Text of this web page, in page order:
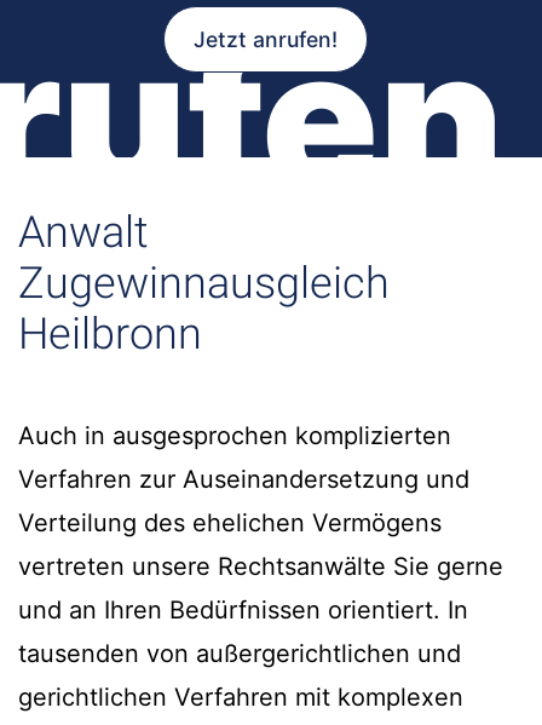
Jetzt anrufen!
Anwalt
Zugewinnausgleich
Heilbronn
Auch in ausgesprochen komplizierten
Verfahren zur Auseinandersetzung und
Verteilung des ehelichen Vermögens
vertreten unsere Rechtsanwälte Sie gerne
und an Ihren Bedürfnissen orientiert. In
tausenden von außergerichtlichen und
gerichtlichen Verfahren mit komplexen